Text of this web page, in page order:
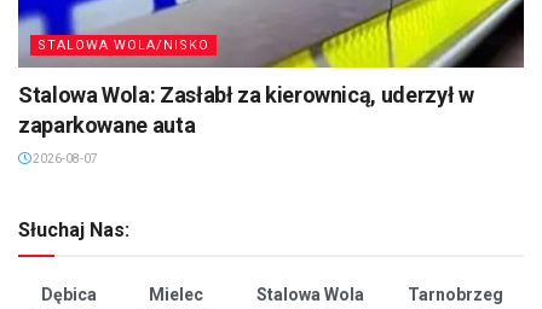
STALOWA WOLA/NISKO
Stalowa Wola: Zasłabł za kierownicą, uderzył w
zaparkowane auta
2026-08-07
Słuchaj Nas:
Dębica Mielec Stalowa Wola
Tarnobrzeg